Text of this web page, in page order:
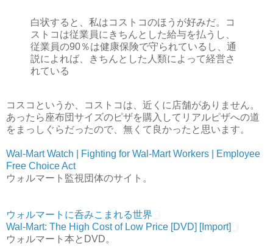
白状すると、私はコストコのほうが好みだ。コ
ストコは従業員にきちんとした給与を払うし、
従業員の90％は健康保険で守られているし、通
説によれば、きちんとした人類によって経営さ
れている
コスコというか、コストコは、近くに店舗がありません。
あったら座布団サイズのピザを購入してリアルピザへの道
をまっしぐらだったので、無くて良かったと思います。
Wal-Mart Watch | Fighting for Wal-Mart Workers | Employee
Free Choice Act
ウォルマート監視団体のサイト。
ウォルマートに呑みこまれる世界
Wal-Mart: The High Cost of Low Price [DVD] [Import]
ウォルマート本とDVD。